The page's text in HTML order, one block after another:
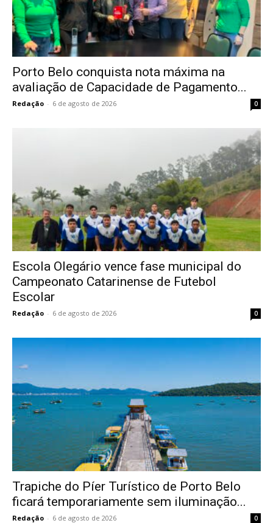
Porto Belo conquista nota máxima na
avaliação de Capacidade de Pagamento...
Redação - 6 de agosto de 2026 0
Escola Olegário vence fase municipal do
Campeonato Catarinense de Futebol
Escolar
Redação - 6 de agosto de 2026 0
Trapiche do Píer Turístico de Porto Belo
ficará temporariamente sem iluminação...
Redação - 6 de agosto de 2026 0